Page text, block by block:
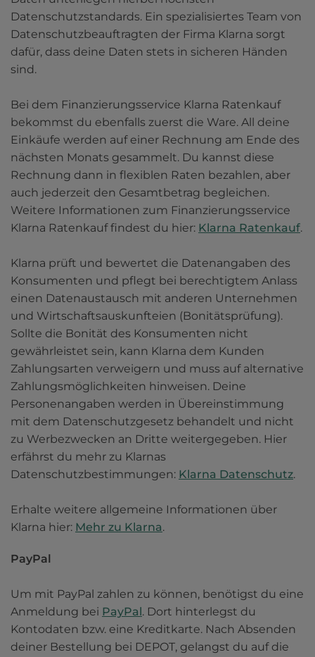
Datenschutzstandards. Ein spezialisiertes Team von
Datenschutzbeauftragten der Firma Klarna sorgt
dafür, dass deine Daten stets in sicheren Händen
sind.
Bei dem Finanzierungsservice Klarna Ratenkauf
bekommst du ebenfalls zuerst die Ware. All deine
Einkäufe werden auf einer Rechnung am Ende des
nächsten Monats gesammelt. Du kannst diese
Rechnung dann in flexiblen Raten bezahlen, aber
auch jederzeit den Gesamtbetrag begleichen.
Weitere Informationen zum Finanzierungsservice
Klarna Ratenkauf findest du hier: Klarna Ratenkauf.
Klarna prüft und bewertet die Datenangaben des
Konsumenten und pflegt bei berechtigtem Anlass
einen Datenaustausch mit anderen Unternehmen
und Wirtschaftsauskunfteien (Bonitätsprüfung).
Sollte die Bonität des Konsumenten nicht
gewährleistet sein, kann Klarna dem Kunden
Zahlungsarten verweigern und muss auf alternative
Zahlungsmöglichkeiten hinweisen. Deine
Personenangaben werden in Übereinstimmung
mit dem Datenschutzgesetz behandelt und nicht
zu Werbezwecken an Dritte weitergegeben. Hier
erfährst du mehr zu Klarnas
Datenschutzbestimmungen: Klarna Datenschutz.
Erhalte weitere allgemeine Informationen über
Klarna hier: Mehr zu Klarna.
PayPal
Um mit PayPal zahlen zu können, benötigst du eine
Anmeldung bei PayPal. Dort hinterlegst du
Kontodaten bzw. eine Kreditkarte. Nach Absenden
deiner Bestellung bei DEPOT, gelangst du auf die